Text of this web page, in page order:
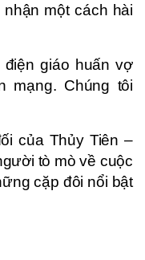
một cách hài
điện giáo huấn vợ
mạng. Chúng tôi
của Thủy Tiên –
tò mò về cuộc
cặp đôi nổi bật